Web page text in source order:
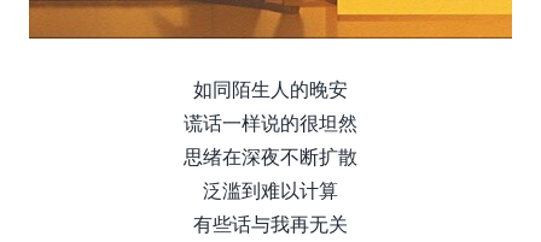
如同陌生人的晚安
谎话一样说的很坦然
思绪在深夜不断扩散
泛滥到难以计算
有些话与我再无关